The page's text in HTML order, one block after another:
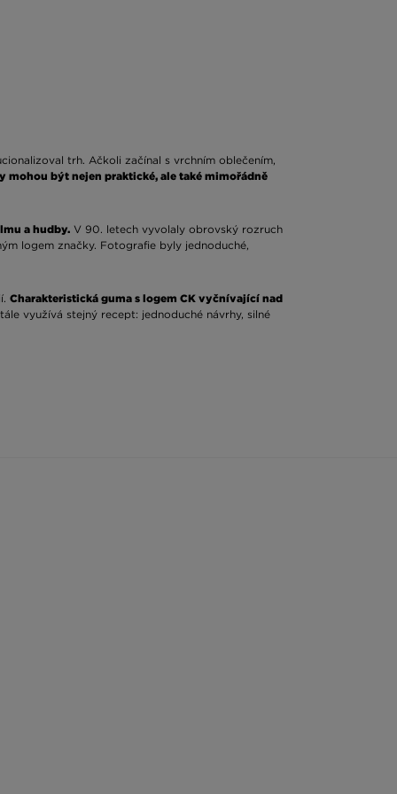
trh. Ačkoli začínal s vrchním oblečením,
mohou být nejen praktické, ale také mimořádně
a hudby. V 90. letech vyvolaly obrovský rozruch
logem značky. Fotografie byly jednoduché,
Charakteristická guma s logem CK vyčnívající nad
využívá stejný recept: jednoduché návrhy, silné